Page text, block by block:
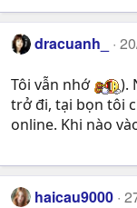
dracuanh_
Tôi vẫn nhớ
).
trở đi, tại bọn tôi
online. Khi nào
haicau9000